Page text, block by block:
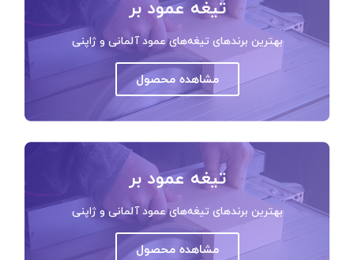
تیغه عمود بر
بهترین برندهای تیغه‌های عمود آلمانی و ژاپنی
مشاهده محصول
تیغه عمود بر
بهترین برندهای تیغه‌های عمود آلمانی و ژاپنی
مشاهده محصول